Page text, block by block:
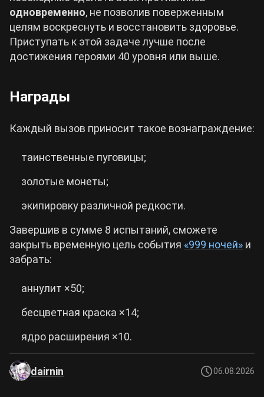
одновременно, не позволив поверженным
целям воскреснуть и восстановить здоровье.
Приступать к этой задаче лучше после
достижения героями 40 уровня или выше.
Награды
Каждый вызов приносит такое вознаграждение:
таинственные пуговицы;
золотые монеты;
экипировку различной редкости.
Завершив в сумме 8 испытаний, сможете
закрыть временную цель события «999 ночей» и
забрать:
аннулит ×50;
бесцветная краска ×14;
ядро расширения ×10.
dairnin 06.08.2026